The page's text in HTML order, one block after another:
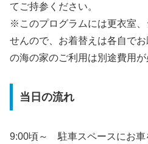
てご持参ください。
※このプログラムには更衣室、
せんので、お着替えは各自で
の海の家のご利用は別途費用が
当日の流れ
9:00頃～ 駐車スペースにお車